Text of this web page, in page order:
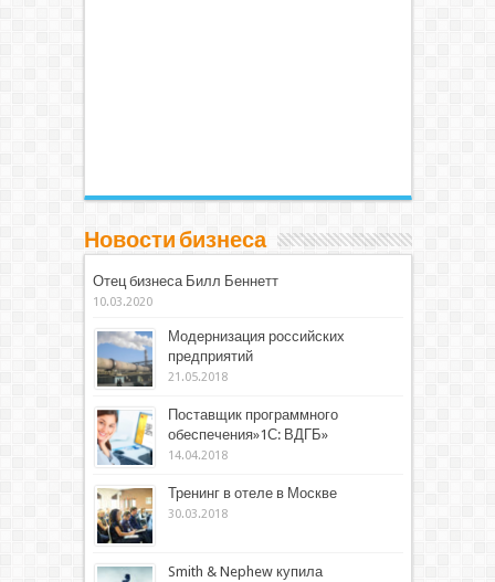
Новости бизнеса
Отец бизнеса Билл Беннетт
10.03.2020
Модернизация российских
предприятий
21.05.2018
Поставщик программного
обеспечения»1С: ВДГБ»
14.04.2018
Тренинг в отеле в Москве
30.03.2018
Smith & Nephew купила